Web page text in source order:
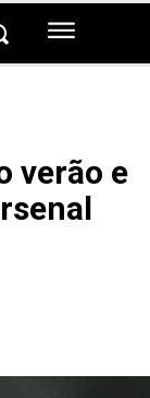
verão e